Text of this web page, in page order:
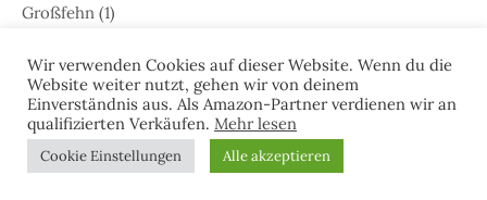
Großfehn (1)
Gulfhaus(1)
Hammrich(1)
Hans-Rainer Riekers(8)
Wir verwenden Cookies auf dieser Website. Wenn du die
Website weiter nutzt, gehen wir von deinem
Einverständnis aus. Als Amazon-Partner verdienen wir an
qualifizierten Verkäufen. Mehr lesen
Cookie Einstellungen Alle akzeptieren